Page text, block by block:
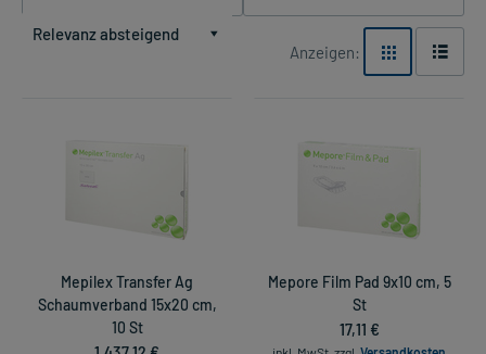
Relevanz absteigend
Anzeigen:
Mepilex Transfer Ag
Schaumverband 15x20 cm,
10 St
Mepore Film Pad 9x10 cm, 5
St
17,11 €